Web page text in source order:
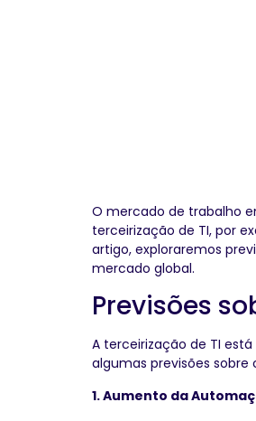
O mercado de trabalho
terceirização de TI, por
artigo, exploraremos
mercado global.
Previsões
A terceirização de TI
algumas previsões sobre
1. Aumento da